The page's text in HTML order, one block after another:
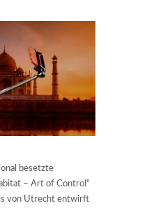
besetzte
– Art of Control“
von Utrecht entwirft